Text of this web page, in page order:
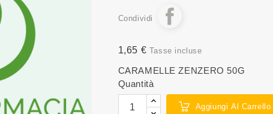
Condividi
1,65 € Tasse incluse
CARAMELLE ZENZERO 50G
Quantità
Aggiungi Al Carrello